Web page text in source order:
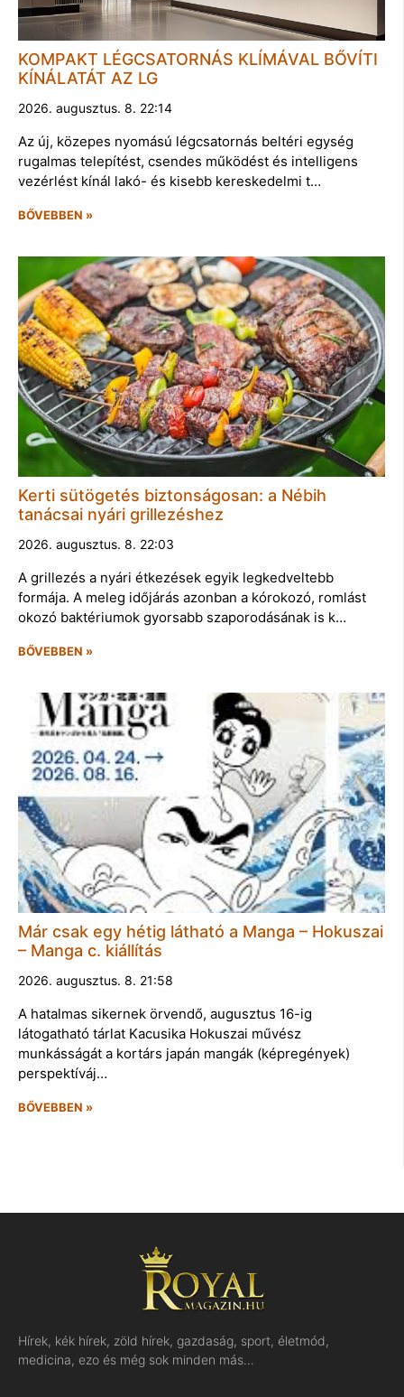
KOMPAKT LÉGCSATORNÁS KLÍMÁVAL BŐVÍTI
KÍNÁLATÁT AZ LG
2026. augusztus. 8. 22:14
Az új, közepes nyomású légcsatornás beltéri egység
rugalmas telepítést, csendes működést és intelligens
vezérlést kínál lakó- és kisebb kereskedelmi t…
BŐVEBBEN »
Kerti sütögetés biztonságosan: a Nébih
tanácsai nyári grillezéshez
2026. augusztus. 8. 22:03
A grillezés a nyári étkezések egyik legkedveltebb
formája. A meleg időjárás azonban a kórokozó, romlást
okozó baktériumok gyorsabb szaporodásának is k…
BŐVEBBEN »
Már csak egy hétig látható a Manga – Hokuszai
– Manga c. kiállítás
2026. augusztus. 8. 21:58
A hatalmas sikernek örvendő, augusztus 16-ig
látogatható tárlat Kacusika Hokuszai művész
munkásságát a kortárs japán mangák (képregények)
perspektíváj…
BŐVEBBEN »
Hírek, kék hírek, zöld hírek, gazdaság, sport, életmód,
medicina, ezo és még sok minden más…